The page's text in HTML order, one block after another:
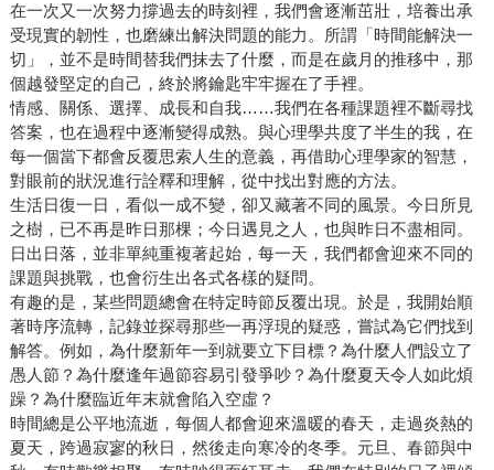
在一次又一次努力撐過去的時刻裡，我們會逐漸茁壯，培養出承
受現實的韌性，也磨練出解決問題的能力。所謂「時間能解決一
切」，並不是時間替我們抹去了什麼，而是在歲月的推移中，那
個越發堅定的自己，終於將鑰匙牢牢握在了手裡。
情感、關係、選擇、成長和自我……我們在各種課題裡不斷尋找
答案，也在過程中逐漸變得成熟。與心理學共度了半生的我，在
每一個當下都會反覆思索人生的意義，再借助心理學家的智慧，
對眼前的狀況進行詮釋和理解，從中找出對應的方法。
生活日復一日，看似一成不變，卻又藏著不同的風景。今日所見
之樹，已不再是昨日那棵；今日遇見之人，也與昨日不盡相同。
日出日落，並非單純重複著起始，每一天，我們都會迎來不同的
課題與挑戰，也會衍生出各式各樣的疑問。
有趣的是，某些問題總會在特定時節反覆出現。於是，我開始順
著時序流轉，記錄並探尋那些一再浮現的疑惑，嘗試為它們找到
解答。例如，為什麼新年一到就要立下目標？為什麼人們設立了
愚人節？為什麼逢年過節容易引發爭吵？為什麼夏天令人如此煩
躁？為什麼臨近年末就會陷入空虛？
時間總是公平地流逝，每個人都會迎來溫暖的春天，走過炎熱的
夏天，跨過寂寥的秋日，然後走向寒冷的冬季。元旦、春節與中